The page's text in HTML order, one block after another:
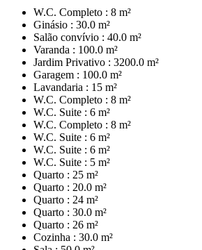
W.C. Completo : 8 m²
Ginásio : 30.0 m²
Salão convívio : 40.0 m²
Varanda : 100.0 m²
Jardim Privativo : 3200.0 m²
Garagem : 100.0 m²
Lavandaria : 15 m²
W.C. Completo : 8 m²
W.C. Suite : 6 m²
W.C. Completo : 8 m²
W.C. Suite : 6 m²
W.C. Suite : 6 m²
W.C. Suite : 5 m²
Quarto : 25 m²
Quarto : 20.0 m²
Quarto : 24 m²
Quarto : 30.0 m²
Quarto : 26 m²
Cozinha : 30.0 m²